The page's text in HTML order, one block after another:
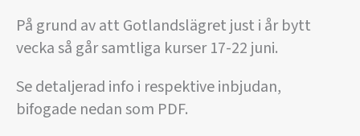
På grund av att Gotlandslägret just i år bytt
vecka så går samtliga kurser 17-22 juni.
Se detaljerad info i respektive inbjudan,
bifogade nedan som PDF.